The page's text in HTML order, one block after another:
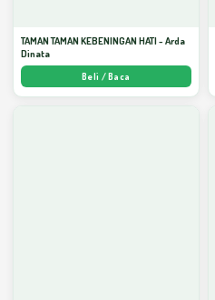
TAMAN TAMAN KEBENINGAN HATI - Arda
Dinata
Beli / Baca